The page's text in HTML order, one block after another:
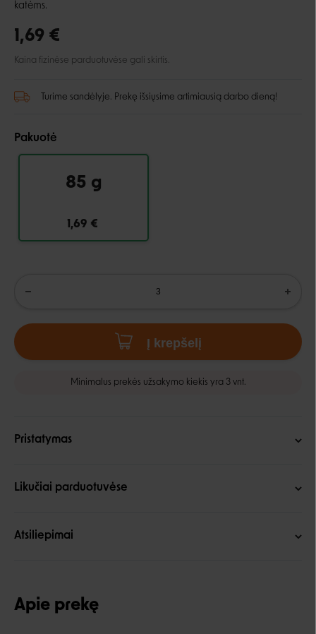
katėms.
1,69 €
Kaina fizinėse parduotuvėse gali skirtis.
Turime sandėlyje. Prekę išsiųsime artimiausią darbo dieną!
Pakuotė
85 g
1,69 €
Į krepšelį
Minimalus prekės užsakymo kiekis yra 3 vnt.
Pristatymas
Likučiai parduotuvėse
Atsiliepimai
Apie prekę